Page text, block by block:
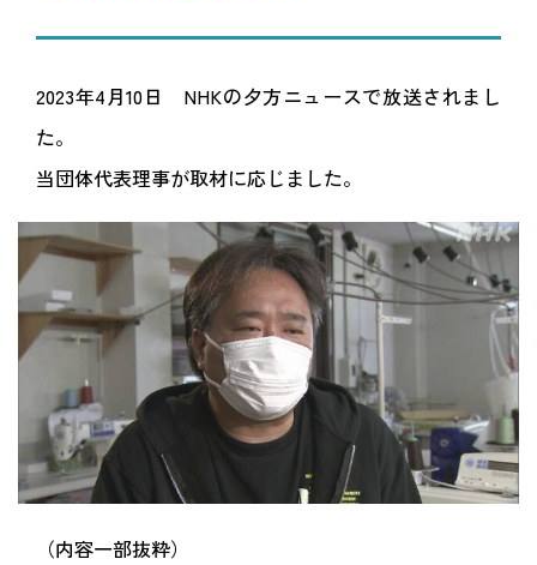
2023年4月10日 NHKの夕方ニュースで放送されまし
た。
当団体代表理事が取材に応じました。
（内容一部抜粋）